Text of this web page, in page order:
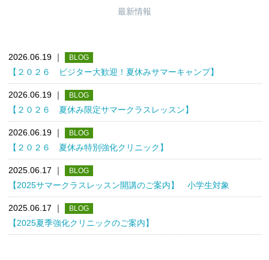
最新情報
2026.06.19 ｜ BLOG
【２０２６ ビジター大歓迎！夏休みサマーキャンプ】
2026.06.19 ｜ BLOG
【２０２６ 夏休み限定サマークラスレッスン】
2026.06.19 ｜ BLOG
【２０２６ 夏休み特別強化クリニック】
2025.06.17 ｜ BLOG
【2025サマークラスレッスン開講のご案内】 小学生対象
2025.06.17 ｜ BLOG
【2025夏季強化クリニックのご案内】